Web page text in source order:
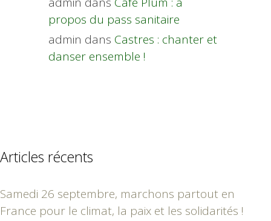
propos du pass sanitaire
admin dans Castres : chanter et
danser ensemble !
Articles récents
Samedi 26 septembre, marchons partout en
France pour le climat, la paix et les solidarités !